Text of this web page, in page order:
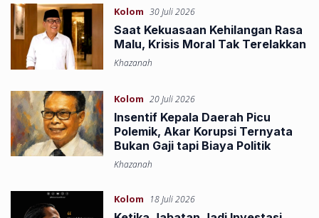
Kolom 30 Juli 2026
Saat Kekuasaan Kehilangan Rasa
Malu, Krisis Moral Tak Terelakkan
Khazanah
Kolom 20 Juli 2026
Insentif Kepala Daerah Picu
Polemik, Akar Korupsi Ternyata
Bukan Gaji tapi Biaya Politik
Khazanah
Kolom 18 Juli 2026